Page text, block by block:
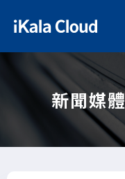
新聞媒